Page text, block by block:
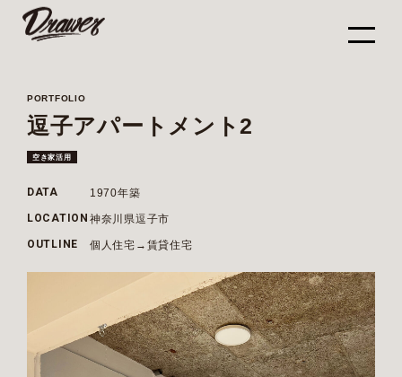
PORTFOLIO
逗子アパートメント2
空き家活用
DATA 1970年築
LOCATION 神奈川県逗子市
OUTLINE 個人住宅→賃貸住宅